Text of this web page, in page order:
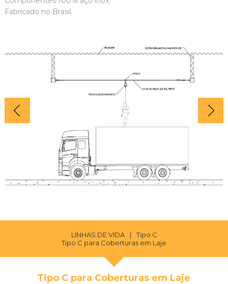
Fabricado no Brasil.
LINHAS DE VIDA |
Tipo C
Tipo C para Coberturas em Laje
Tipo C para Coberturas em Laje